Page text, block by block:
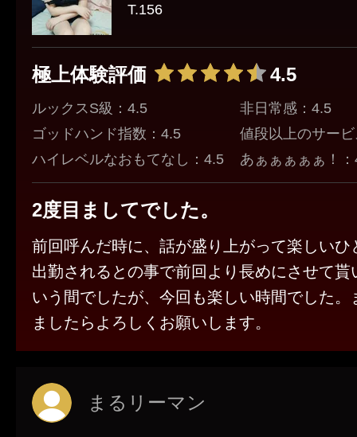
T.156
極上体験評価 4.5
ルックスS級：4.5
ゴッドハンド指数：4.5
ハイレベルなおもてなし：4.5
非日常感：4.5
値段以上のサー
あぁぁぁぁぁ！
2度目ましてでした。
前回呼んだ時に、話が盛り上がって楽しいひ
出勤されるとの事で前回より長めにさせて貰
いう間でしたが、今回も楽しい時間でした。
ましたらよろしくお願いします。
まるリーマン